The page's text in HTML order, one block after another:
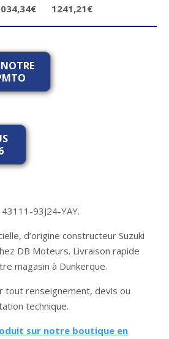
1241,21€
93J24-YAY.
d’origine constructeur Suzuki
DB Moteurs. Livraison rapide
magasin à Dunkerque.
tout renseignement, devis ou
technique.
sur notre boutique en